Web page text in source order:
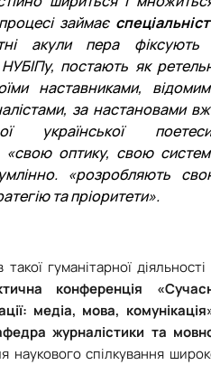
займає
акули пера фіксують
постають як
наставниками,
за настановами
української
«свою оптику, свою
«розробляють
та пріоритети».
гуманітарної діяльності
конференція
медіа, мова,
журналістики та
наукового спілкування